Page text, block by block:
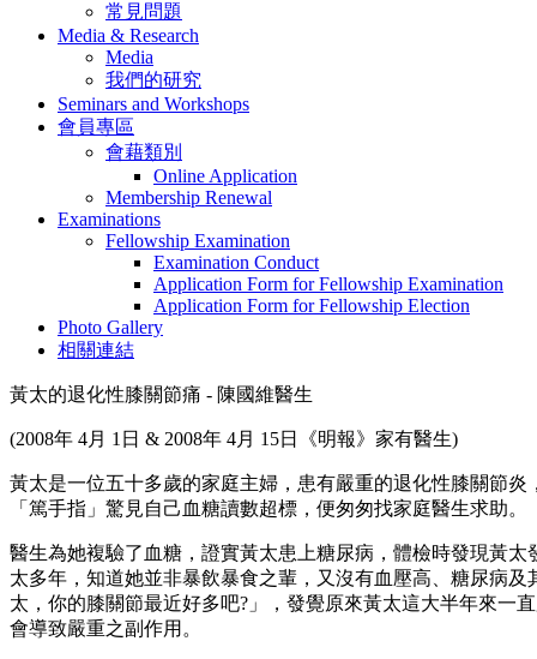
常見問題
Media & Research
Media
我們的研究
Seminars and Workshops
會員專區
會藉類別
Online Application
Membership Renewal
Examinations
Fellowship Examination
Examination Conduct
Application Form for Fellowship Examination
Application Form for Fellowship Election
Photo Gallery
相關連結
黃太的退化性膝關節痛 - 陳國維醫生
(2008年 4月 1日 & 2008年 4月 15日《明報》家有醫生)
黃太是一位五十多歲的家庭主婦，患有嚴重的退化性膝關節
「篤手指」驚見自己血糖讀數超標，便匆匆找家庭醫生求助。
醫生為她複驗了血糖，證實黃太患上糖尿病，體檢時發現黃
太多年，知道她並非暴飲暴食之輩，又沒有血壓高、糖尿病
太，你的膝關節最近好多吧?」，發覺原來黃太這大半年來一
會導致嚴重之副作用。